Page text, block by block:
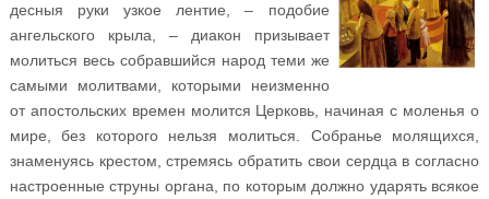
десныя руки узкое лентие, – подобие
ангельского крыла, – диакон призывает
молиться весь собравшийся народ теми же
самыми молитвами, которыми неизменно
от апостольских времен молится Церковь, начиная с моленья о
мире, без которого нельзя молиться. Собранье молящихся,
знаменуясь крестом, стремясь обратить свои сердца в согласно
настроенные струны органа, по которым должно ударять всякое